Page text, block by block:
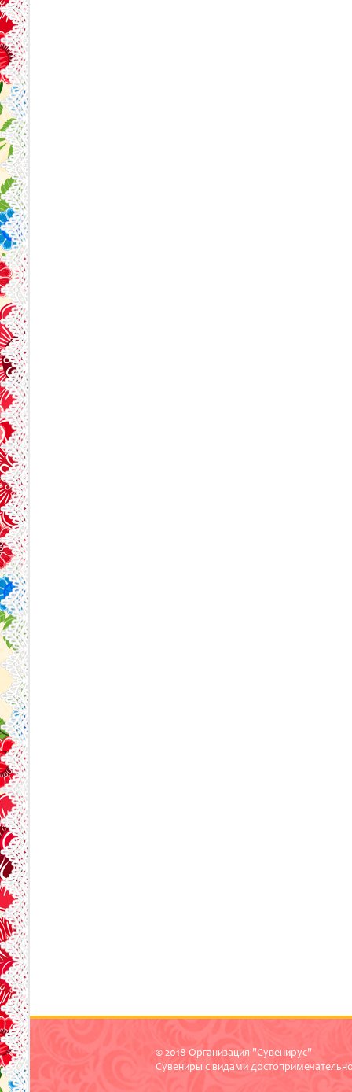
© 2018 Организация "Сувенирус"
Сувениры с видами